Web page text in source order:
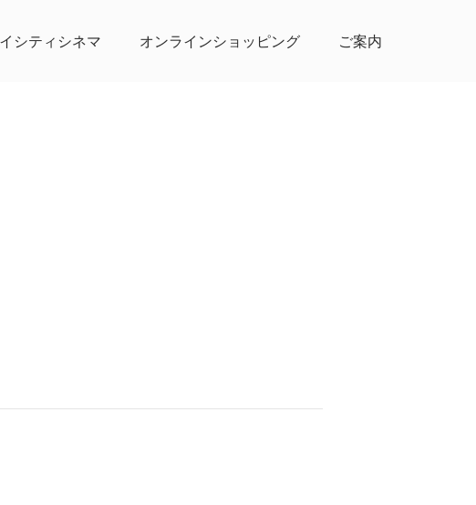
シティシネマ オンラインショッピング ご案内